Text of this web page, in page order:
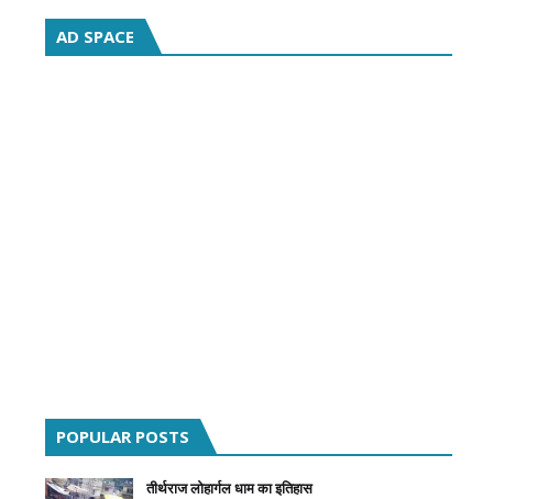
AD SPACE
POPULAR POSTS
तीर्थराज लोहार्गल धाम का इतिहास